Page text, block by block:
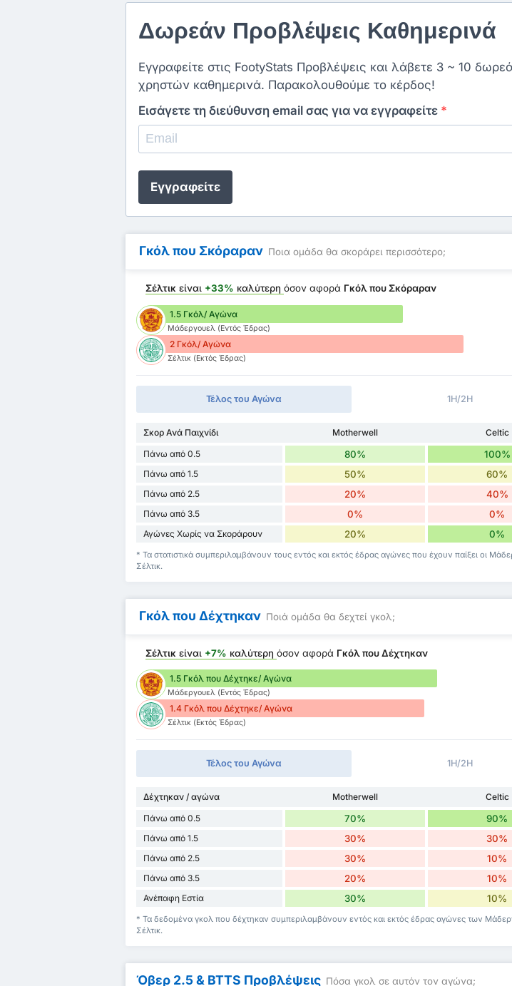
Δωρεάν Προβλέψεις Καθημερινά
Εγγραφείτε στις FootyStats Προβλέψεις και λάβετε 3 ~ 10
χρηστών καθημερινά. Παρακολουθούμε το κέρδος!
Εισάγετε τη διεύθυνση email σας για να εγγραφείτε *
Εγγραφείτε
Γκόλ που Σκόραραν Ποια ομάδα θα σκοράρει περισσότερο;
Σέλτικ είναι +33% καλύτερηόσον αφορά Γκόλ που Σκόραραν
1.5 Γκόλ/ Αγώνα
Μάδεργουελ (Εντός Έδρας)
2 Γκόλ/ Αγώνα
Σέλτικ (Εκτός Έδρας)
Τέλος του Αγώνα 1H/2H
Σκορ Ανά Παιχνίδι Motherwell
Celtic
Πάνω από 0.5
80% 100%
Πάνω από 1.5 50% 60%
Πάνω από 2.5 20% 40%
Πάνω από 3.5 0% 0%
Αγώνες Χωρίς να Σκοράρουν 20% 0%
* Τα στατιστικά συμπεριλαμβάνουν τους εντός και εκτός έδρας αγώνες που έχουν παίξει οι
Σέλτικ.
Γκόλ που Δέχτηκαν Ποιά ομάδα θα δεχτεί γκολ;
Σέλτικ είναι +7% καλύτερηόσον αφορά Γκόλ που Δέχτηκαν
1.5 Γκόλ που Δέχτηκε/ Αγώνα
Μάδεργουελ (Εντός Έδρας)
1.4 Γκόλ που Δέχτηκε/ Αγώνα
Σέλτικ (Εκτός Έδρας)
Τέλος του Αγώνα 1H/2H
Δέχτηκαν / αγώνα Motherwell
Celtic
Πάνω από 0.5
70% 90%
Πάνω από 1.5 30% 30%
Πάνω από 2.5 30% 10%
Πάνω από 3.5 20% 10%
Ανέπαφη Εστία 30% 10%
* Τα δεδομένα γκολ που δέχτηκαν συμπεριλαμβάνουν εντός και εκτός έδρας αγώνες των
Σέλτικ.
Όβερ 2.5 & BTTS Προβλέψεις Πόσα γκολ σε αυτόν τον αγώνα;